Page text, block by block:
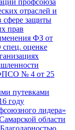
отраслей и
защиты
прав
ФЗ от
спец. оценке
№ 4 от 25
путевками
году
лидера»
области